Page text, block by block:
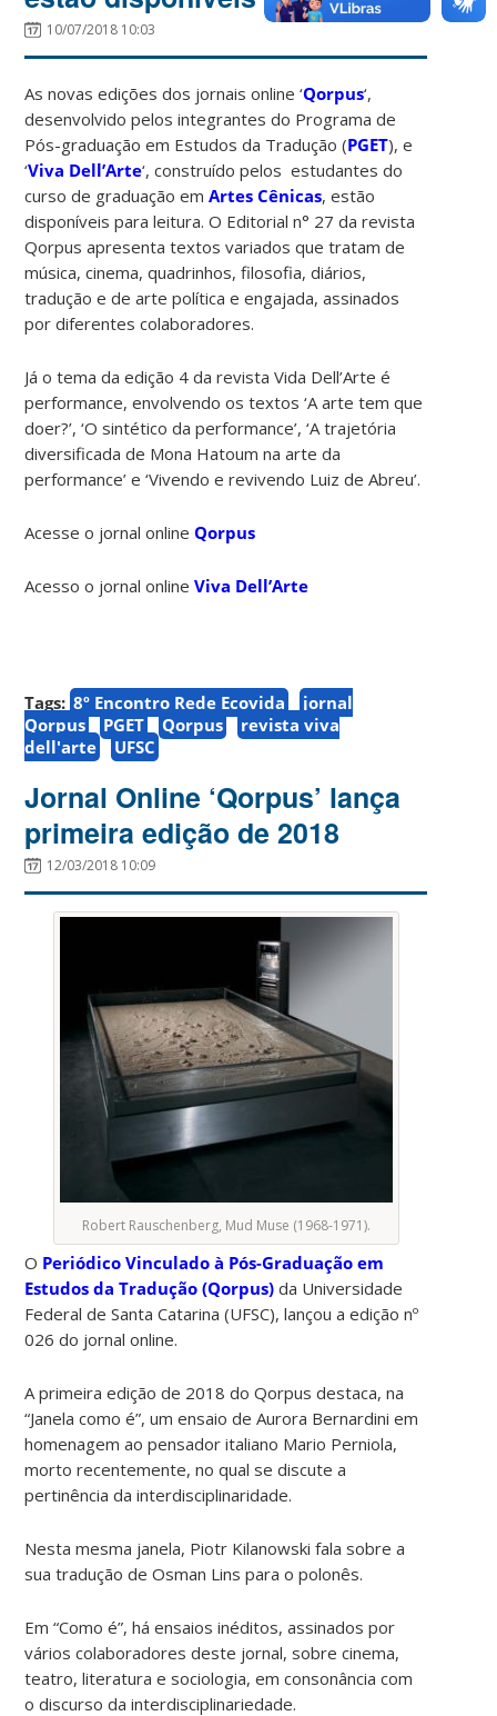
10/07/2018 10:03
As novas edições dos jornais online ‘Qorpus‘,
desenvolvido pelos integrantes do Programa de
Pós-graduação em Estudos da Tradução (PGET), e
‘Viva Dell’Arte‘, construído pelos estudantes do
curso de graduação emArtes Cênicas, estão
disponíveis para leitura. O Editorial n° 27 da revista
Qorpus apresenta textos variados que tratam de
música, cinema, quadrinhos, filosofia, diários,
tradução e de arte política e engajada, assinados
por diferentes colaboradores.
Já o tema da edição 4 da revista Vida Dell’Arte é
performance, envolvendo os textos ‘A arte tem que
doer?’, ‘O sintético da performance’, ‘A trajetória
diversificada de Mona Hatoum na arte da
performance’ e ‘Vivendo e revivendo Luiz de Abreu’.
Acesse o jornal onlineQorpus
Acesso o jornal onlineViva Dell’Arte
Tags: 8º Encontro Rede Ecovida
jornal
Qorpus
PGET Qorpus
revista viva
dell'arte
UFSC
Jornal Online ‘Qorpus’ lança
primeira edição de 2018
12/03/2018 10:09
Robert Rauschenberg, Mud Muse (1968-1971).
O Periódico Vinculado à Pós-Graduação em
Estudos da Tradução (Qorpus) da Universidade
Federal de Santa Catarina (UFSC), lançou a edição nº
026 do jornal online.
A primeira edição de 2018 do Qorpus destaca, na
“Janela como é”, um ensaio de Aurora Bernardini em
homenagem ao pensador italiano Mario Perniola,
morto recentemente, no qual se discute a
pertinência da interdisciplinaridade.
Nesta mesma janela, Piotr Kilanowski fala sobre a
sua tradução de Osman Lins para o polonês.
Em “Como é”, há ensaios inéditos, assinados por
vários colaboradores deste jornal, sobre cinema,
teatro, literatura e sociologia, em consonância com
o discurso da interdisciplinariedade.